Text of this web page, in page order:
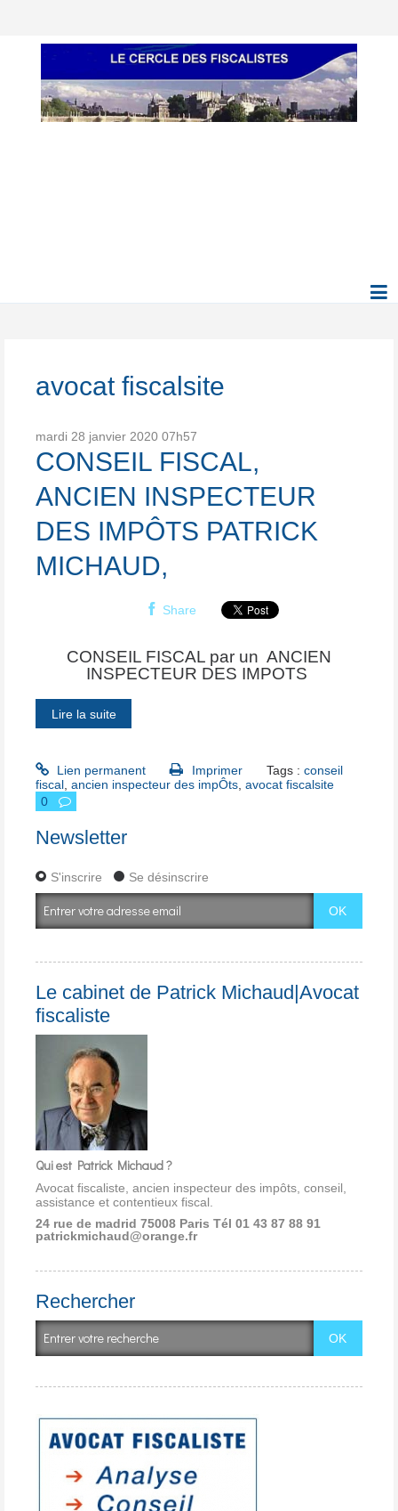
avocat fiscalsite
mardi 28 janvier 2020 07h57
CONSEIL FISCAL,
ANCIEN INSPECTEUR
DES IMPÔTS PATRICK
MICHAUD,
Share
CONSEIL FISCAL par un ANCIEN
INSPECTEUR DES IMPOTS
Lire la suite
Lien permanent Imprimer Tags : conseil
fiscal ancien inspecteur des impÔts avocat fiscalsite
0
Newsletter
S'inscrire Se désinscrire
Le cabinet de Patrick Michaud|Avocat
fiscaliste
Qui est Patrick Michaud ?
Avocat fiscaliste, ancien inspecteur des impôts, conseil,
assistance et contentieux fiscal.
24 rue de madrid 75008 Paris Tél 01 43 87 88 91
patrickmichaud@orange.fr
Rechercher